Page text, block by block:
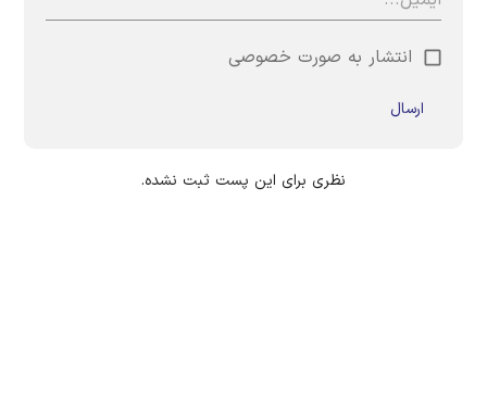
انتشار به صورت خصوصی
ارسال
نظری برای این پست ثبت نشده.